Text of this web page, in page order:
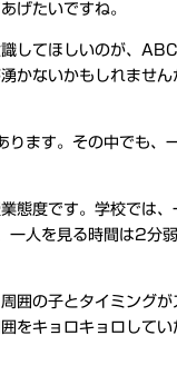
げたいですね。
してほしいのが、
かないかもしれませ
ます。その中でも、
態度です。学校では
人を見る時間は2分
囲の子とタイミング
をキョロキョロして